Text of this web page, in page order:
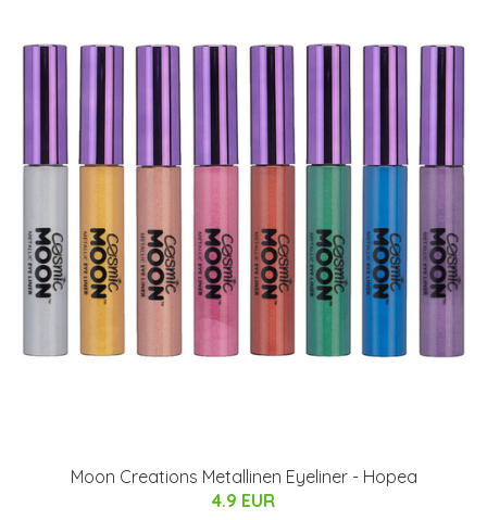
Moon Creations Metallinen Eyeliner - Hopea
4.9 EUR